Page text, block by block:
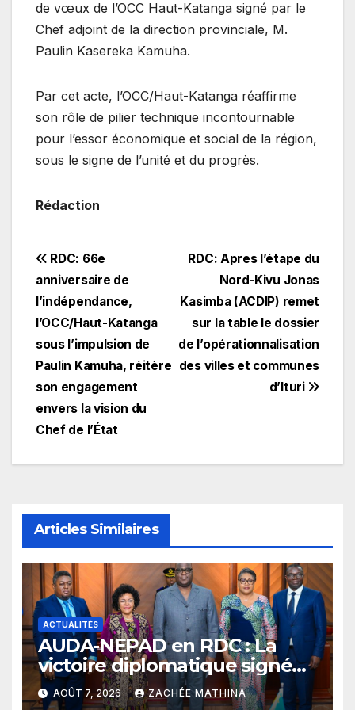
de vœux de l’OCC Haut-Katanga signé par le
Chef adjoint de la direction provinciale, M.
Paulin Kasereka Kamuha.
​Par cet acte, l’OCC/Haut-Katanga réaffirme
son rôle de pilier technique incontournable
pour l’essor économique et social de la région,
sous le signe de l’unité et du progrès.
Rédaction
Navigation
de
l’article
​RDC: Apres l’étape du
Nord-Kivu Jonas
Kasimba (ACDIP) remet
sur la table le dossier
de l’opérationnalisation
des villes et communes
d’Ituri
RDC: 66e
anniversaire de
l’indépendance,
l’OCC/Haut-Katanga
sous l’impulsion de
Paulin Kamuha, réitère
son engagement
envers la vision du
Chef de l’État
Articles Similaires
ACTUALITÉS
​AUDA-NEPAD en RDC : La
victoire diplomatique signée
Julien Paluku sous le
leadership du Président Félix-
AOÛT 7, 2026 ZACHÉE MATHINA